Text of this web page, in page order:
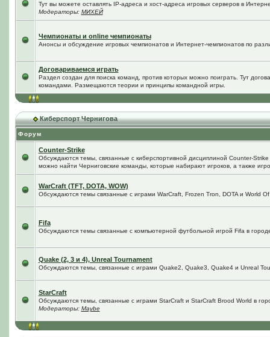
Тут вы можете оставлять IP-адреса и хост-адреса игровых серверов в
Модераторы: МИХЕЙ
Чемпионаты и online чемпионаты
Анонсы и обсуждение игровых чемпионатов и Интернет-чемпионатов по
Договариваемся играть
Раздел создан для поиска команд, против которых можно поиграть. Тут
командами. Размещаются теории и принципы командной игры.
Киберспорт Чернигова
Форум
Counter-Strike
Обсуждаются темы, связанные с киберспортивной дисциплиной Counter-Strike
можно найти Черниговские команды, которые набирают игроков, а также
WarCraft (TFT, DOTA, WOW)
Обсуждаются темы связанные с играми WarCraft, Frozen Tron, DOTA и World
Fifa
Обсуждаются темы связанные с компьютерной футбольной игрой Fifa в
Quake (2, 3 и 4), Unreal Tournament
Обсуждаются темы, связанные с играми Quake2, Quake3, Quake4 и Unreal
StarCraft
Обсуждаются темы, связанные с играми StarCraft и StarCraft Brood World в
Модераторы: Maybe